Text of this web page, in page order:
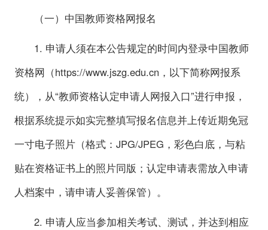
（一）中国教师资格网报名
1. 申请人须在本公告规定的时间内登录中国教师
资格网（https://www.jszg.edu.cn，以下简称网报系
统），从“教师资格认定申请人网报入口”进行申报，
根据系统提示如实完整填写报名信息并上传近期免冠
一寸电子照片（格式：JPG/JPEG，彩色白底，与粘
贴在资格证书上的照片同版；认定申请表需放入申请
人档案中，请申请人妥善保管）。
2. 申请人应当参加相关考试、测试，并达到相应